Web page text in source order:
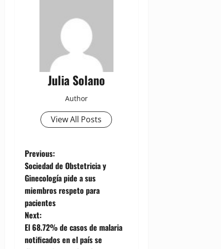
Julia Solano
Author
View All Posts
P
o
s
t
n
Previous:
Sociedad de Obstetricia y
Ginecología pide a sus
miembros respeto para
pacientes
Next:
El 68.72% de casos de malaria
notificados en el país se